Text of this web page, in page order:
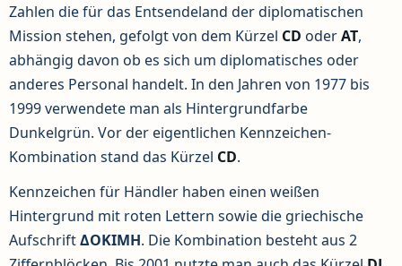
Zahlen die für das Entsendeland der diplomatischen
Mission stehen, gefolgt von dem Kürzel CD oderAT,
abhängig davon ob es sich um diplomatisches oder
anderes Personal handelt. In den Jahren von 1977 bis
1999 verwendete man als Hintergrundfarbe
Dunkelgrün. Vor der eigentlichen Kennzeichen-
Kombination stand das Kürzel CD.
Kennzeichen für Händler haben einen weißen
Hintergrund mit roten Lettern sowie die griechische
AufschriftΔOKIMH. Die Kombination besteht aus 2